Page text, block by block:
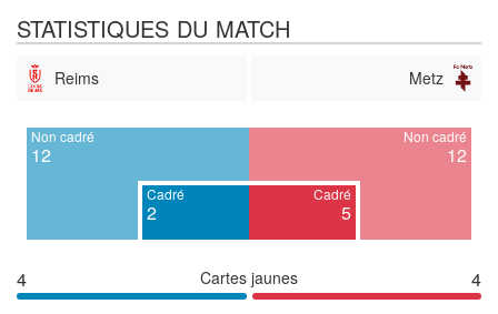
STATISTIQUES DU MATCH
Reims Metz
Non cadré
12
Cadré
2
Cadré
5
Non cadré
12
4 Cartes jaunes 4